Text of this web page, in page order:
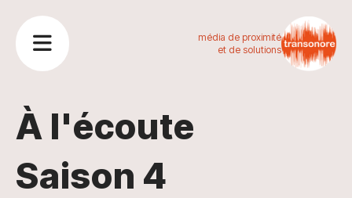
média de proximité
et de solutions
À l'écoute
Saison 4